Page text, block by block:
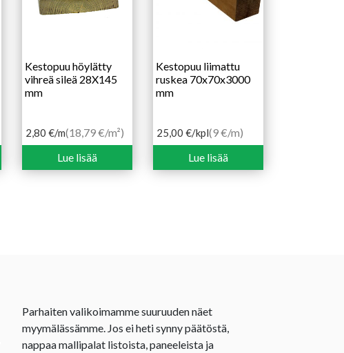
Kestopuu höylätty
vihreä sileä 28X145
mm
2,80 €/m(18,79 €/m²)
Lue lisää
Kestopuu liimattu
ruskea 70x70x3000
mm
25,00 €/kpl(9 €/m)
Lue lisää
Parhaiten valikoimamme suuruuden näet
myymälässämme. Jos ei heti synny päätöstä,
nappaa mallipalat listoista, paneeleista ja